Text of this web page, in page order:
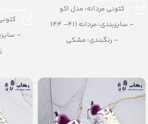
کتونی مردانه: مدل اکو
– سایزبندی: مردانه (41– 44)
– رنگبندی: مشکی
–
–
–